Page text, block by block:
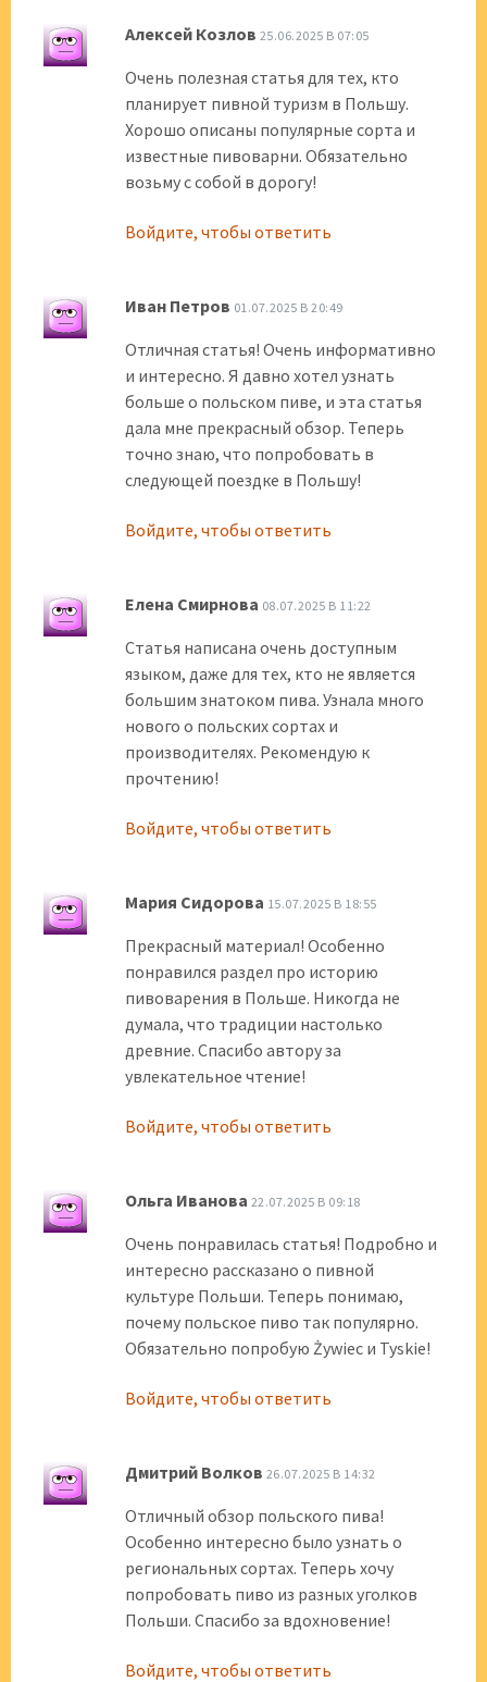
Алексей Козлов 25.06.2025 В 07:05
Очень полезная статья для тех, кто
планирует пивной туризм в Польшу.
Хорошо описаны популярные сорта и
известные пивоварни. Обязательно
возьму с собой в дорогу!
Войдите, чтобы ответить
Иван Петров 01.07.2025 В 20:49
Отличная статья! Очень информативно
и интересно. Я давно хотел узнать
больше о польском пиве, и эта статья
дала мне прекрасный обзор. Теперь
точно знаю, что попробовать в
следующей поездке в Польшу!
Войдите, чтобы ответить
Елена Смирнова 08.07.2025 В 11:22
Статья написана очень доступным
языком, даже для тех, кто не является
большим знатоком пива. Узнала много
нового о польских сортах и
производителях. Рекомендую к
прочтению!
Войдите, чтобы ответить
Мария Сидорова 15.07.2025 В 18:55
Прекрасный материал! Особенно
понравился раздел про историю
пивоварения в Польше. Никогда не
думала, что традиции настолько
древние. Спасибо автору за
увлекательное чтение!
Войдите, чтобы ответить
Ольга Иванова 22.07.2025 В 09:18
Очень понравилась статья! Подробно и
интересно рассказано о пивной
культуре Польши. Теперь понимаю,
почему польское пиво так популярно.
Обязательно попробую Żywiec и Tyskie!
Войдите, чтобы ответить
Дмитрий Волков 26.07.2025 В 14:32
Отличный обзор польского пива!
Особенно интересно было узнать о
региональных сортах. Теперь хочу
попробовать пиво из разных уголков
Польши. Спасибо за вдохновение!
Войдите, чтобы ответить